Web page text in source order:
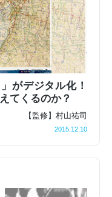
がデジタル化！
てくるのか？
【監修】村山祐司
2015.12.10